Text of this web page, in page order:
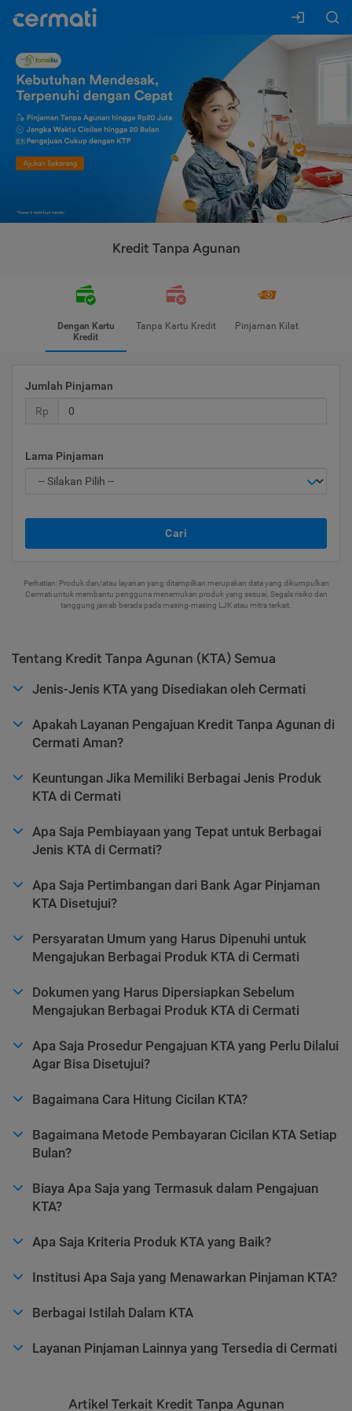
Kredit Tanpa Agunan
Dengan Kartu
Kredit
Tanpa Kartu Kredit Pinjaman Kilat
Jumlah Pinjaman
Rp
Lama Pinjaman
Cari
Perhatian: Produk dan/atau layanan yang ditampilkan merupakan data yang dikumpulkan
Cermati untuk membantu pengguna menemukan produk yang sesuai. Segala risiko dan
tanggung jawab berada pada masing-masing LJK atau mitra terkait.
Tentang Kredit Tanpa Agunan (KTA) Semua
Jenis-Jenis KTA yang Disediakan oleh Cermati
Apakah Layanan Pengajuan Kredit Tanpa Agunan di
Cermati Aman?
Keuntungan Jika Memiliki Berbagai Jenis Produk
KTA di Cermati
Apa Saja Pembiayaan yang Tepat untuk Berbagai
Jenis KTA di Cermati?
Apa Saja Pertimbangan dari Bank Agar Pinjaman
KTA Disetujui?
Persyaratan Umum yang Harus Dipenuhi untuk
Mengajukan Berbagai Produk KTA di Cermati
Dokumen yang Harus Dipersiapkan Sebelum
Mengajukan Berbagai Produk KTA di Cermati
Apa Saja Prosedur Pengajuan KTA yang Perlu Dilalui
Agar Bisa Disetujui?
Bagaimana Cara Hitung Cicilan KTA?
Bagaimana Metode Pembayaran Cicilan KTA Setiap
Bulan?
Biaya Apa Saja yang Termasuk dalam Pengajuan
KTA?
Apa Saja Kriteria Produk KTA yang Baik?
Institusi Apa Saja yang Menawarkan Pinjaman KTA?
Berbagai Istilah Dalam KTA
Layanan Pinjaman Lainnya yang Tersedia di Cermati
Artikel Terkait Kredit Tanpa Agunan